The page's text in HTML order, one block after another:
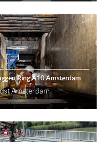
Ring A10 Amsterdam
Amsterdam